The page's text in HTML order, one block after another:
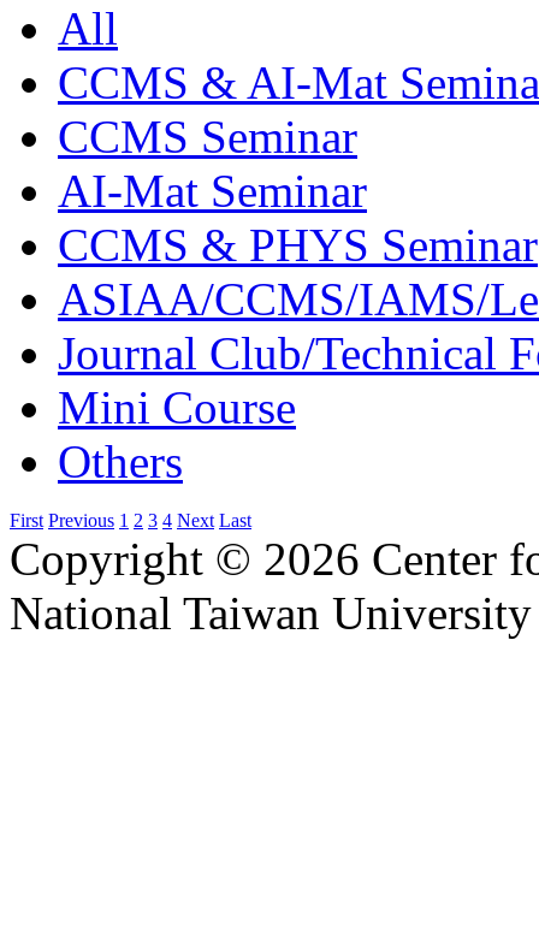
All
CCMS & AI-Mat
CCMS Seminar
AI-Mat Seminar
CCMS & PHYS Seminar
ASIAA/CCMS/IAMS/
Journal Club/Technical
Mini Course
Others
First Previous 1 2 3 4 Next Last
Copyright © 2026 Center
National Taiwan University